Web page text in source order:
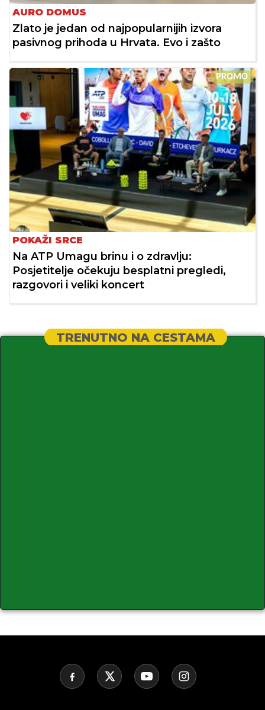
AURO DOMUS
Zlato je jedan od najpopularnijih izvora
pasivnog prihoda u Hrvata. Evo i zašto
PROMO
POKAŽI SRCE
Na ATP Umagu brinu i o zdravlju:
Posjetitelje očekuju besplatni pregledi,
razgovori i veliki koncert
TRENUTNO NA CESTAMA